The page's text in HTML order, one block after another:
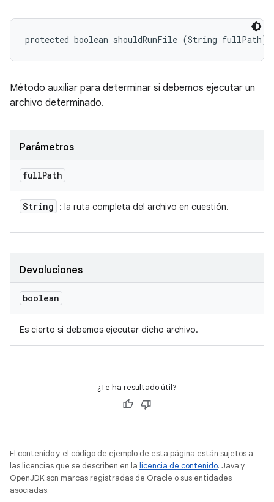
protected boolean shouldRunFile (String fullPath)
Método auxiliar para determinar si debemos ejecutar un
archivo determinado.
Parámetros
fullPath
String : la ruta completa del archivo en cuestión.
Devoluciones
boolean
Es cierto si debemos ejecutar dicho archivo.
¿Te ha resultado útil?
El contenido y el código de ejemplo de esta página están sujetos a
las licencias que se describen en la licencia de contenido. Java y
OpenJDK son marcas registradas de Oracle o sus entidades
asociadas.